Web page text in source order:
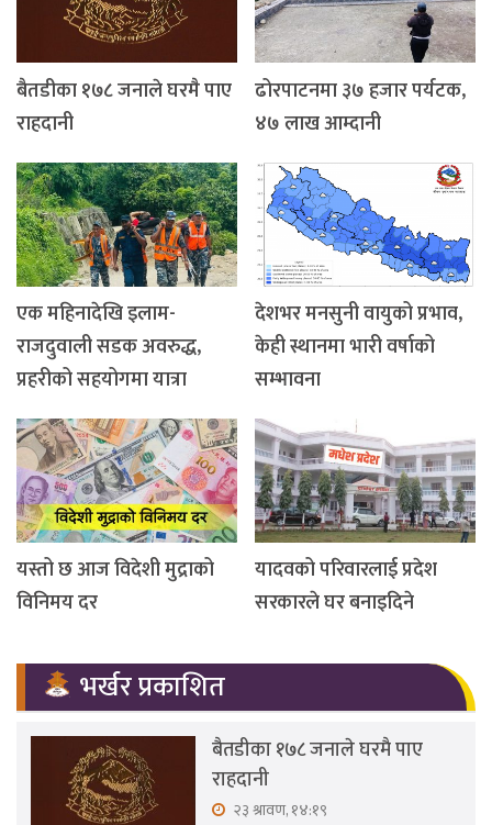
बैतडीका १७८ जनाले घरमै पाए
राहदानी
ढोरपाटनमा ३७ हजार पर्यटक,
४७ लाख आम्दानी
एक महिनादेखि इलाम-
राजदुवाली सडक अवरुद्ध,
प्रहरीको सहयोगमा यात्रा
देशभर मनसुनी वायुको प्रभाव,
केही स्थानमा भारी वर्षाको
सम्भावना
यस्तो छ आज विदेशी मुद्राको
विनिमय दर
यादवको परिवारलाई प्रदेश
सरकारले घर बनाइदिने
भर्खर प्रकाशित
बैतडीका १७८ जनाले घरमै पाए
राहदानी
२३ श्रावण, १४:१९